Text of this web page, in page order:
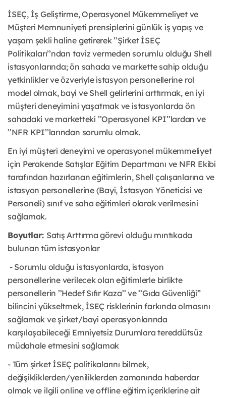
İSEÇ, İş Geliştirme, Operasyonel Mükemmeliyet ve
Müşteri Memnuniyeti prensiplerini günlük iş yapış ve
yaşam şekli haline getirerek ’’Şirket İSEÇ
Politikaları’’ndan taviz vermeden sorumlu olduğu Shell
istasyonlarında; ön sahada ve markette sahip olduğu
yetkinlikler ve özveriyle istasyon personellerine rol
model olmak, bayi ve Shell gelirlerini arttırmak, en iyi
müşteri deneyimini yaşatmak ve istasyonlarda ön
sahadaki ve marketteki ’’Operasyonel KPI’’lardan ve
’’NFR KPI’’larından sorumlu olmak.
En iyi müşteri deneyimi ve operasyonel mükemmeliyet
için Perakende Satışlar Eğitim Departmanı ve NFR Ekibi
tarafından hazırlanan eğitimlerin, Shell çalışanlarına ve
istasyon personellerine (Bayi, İstasyon Yöneticisi ve
Personeli) sınıf ve saha eğitimleri olarak verilmesini
sağlamak.
Boyutlar: Satış Arttırma görevi olduğu mıntıkada
bulunan tüm istasyonlar
- Sorumlu olduğu istasyonlarda, istasyon
personellerine verilecek olan eğitimlerle birlikte
personellerin ’’Hedef Sıfır Kaza’’ ve ’’Gıda Güvenliği”
bilincini yükseltmek, İSEÇ risklerinin farkında olmasını
sağlamak ve şirket/bayi operasyonlarında
karşılaşabileceği Emniyetsiz Durumlara tereddütsüz
müdahale etmesini sağlamak
- Tüm şirket İSEÇ politikalarını bilmek,
değişikliklerden/yeniliklerden zamanında haberdar
olmak ve ilgili online ve offline eğitim içeriklerine ait